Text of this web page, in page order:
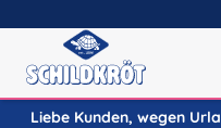
Liebe Kunden, wegen